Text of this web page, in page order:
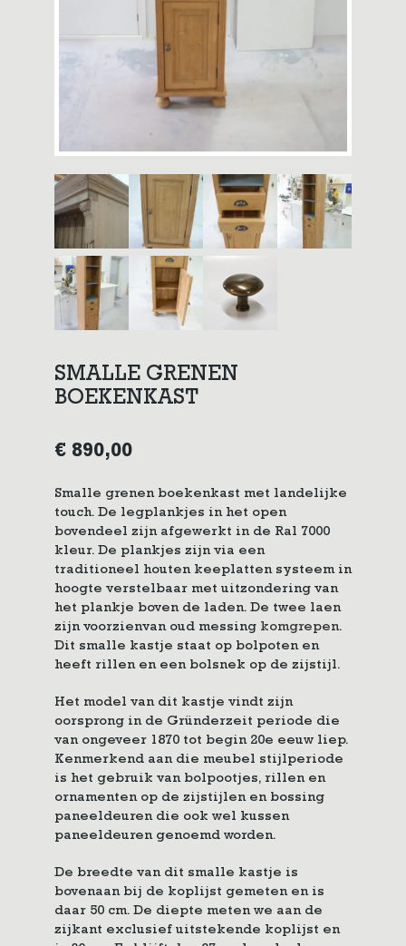
SMALLE GRENEN
BOEKENKAST
€ 890,00
Smalle grenen boekenkast met landelijke
touch. De legplankjes in het open
bovendeel zijn afgewerkt in de Ral 7000
kleur. De plankjes zijn via een
traditioneel houten keeplatten systeem in
hoogte verstelbaar met uitzondering van
het plankje boven de laden. De twee laen
zijn voorzienvan oud messing komgrepen.
Dit smalle kastje staat op bolpoten en
heeft rillen en een bolsnek op de zijstijl.
Het model van dit kastje vindt zijn
oorsprong in de Gründerzeit periode die
van ongeveer 1870 tot begin 20e eeuw liep.
Kenmerkend aan die meubel stijlperiode
is het gebruik van bolpootjes, rillen en
ornamenten op de zijstijlen en bossing
paneeldeuren die ook wel kussen
paneeldeuren genoemd worden.
De breedte van dit smalle kastje is
bovenaan bij de koplijst gemeten en is
daar 50 cm. De diepte meten we aan de
zijkant exclusief uitstekende koplijst en